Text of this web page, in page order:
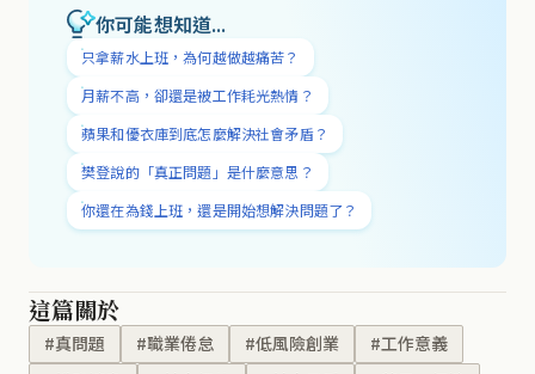
你可能想知道...
只拿薪水上班，為何越做越痛苦？
月薪不高，卻還是被工作耗光熱情？
蘋果和優衣庫到底怎麼解決社會矛盾？
樊登說的「真正問題」是什麼意思？
你還在為錢上班，還是開始想解決問題了？
這篇關於
#真問題 #職業倦怠 #低風險創業
#工作意義